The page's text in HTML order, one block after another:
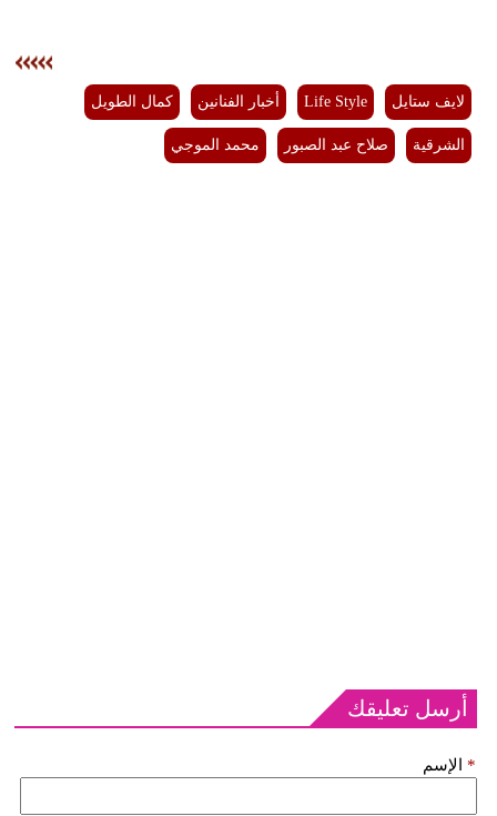
لايف ستايل Life Style أخبار الفنانين كمال الطويل
الشرقية صلاح عبد الصبور محمد الموجي
أرسل تعليقك
الإسم *